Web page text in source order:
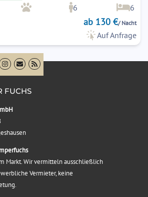
6
6
ab 130 €/ Nacht
Auf Anfrage
FUCHS
Markt. Wir vermitteln ausschließlich
Vermieter, keine